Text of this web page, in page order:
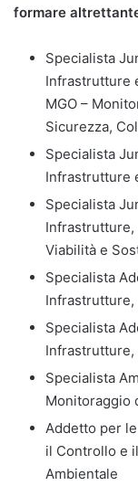
formare
Specialista
Infrastrutture
MGO –
Sicurezza,
Specialista
Infrastrutture
Specialista
Infrastrutture,
Viabilità e
Specialista
Infrastrutture,
Specialista
Infrastrutture,
Specialista
Monitoraggio
Addetto per
il Controllo e
Ambientale